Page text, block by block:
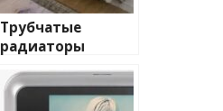
Трубчатые
радиаторы
отопления: виды
и характеристики